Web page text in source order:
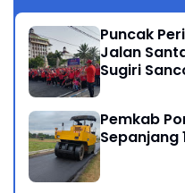
Puncak
Jalan
Sugiri
Pemkab
Sepanjang